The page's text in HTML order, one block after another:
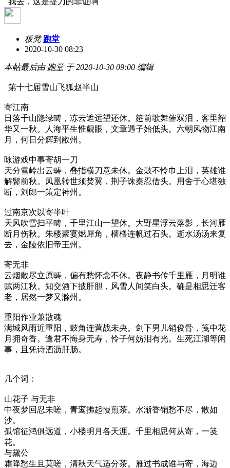
板凳 跑堂
2020-10-30 08:23
本帖最后由 跑堂 于 2020-10-30 09:00 编辑
第十七届雪山飞狐赵半山
寄江南
日落千山隐绿畴，冻云遮远望还休。筵前歌舞催双泪，客里韶
华又一秋。人海平生惟觑眼，文章遇子始低头。六朝风物江南
月，何日分辉到敝州。
咏游戏中事寄胡一刀
天分雪岭出云畴，叠指横刀意未休。金鼓不怜巾上泪，英雄谁
解鬓前秋。凤凰转世须焚翼，荆子诛秦忍借头。用舍于心堪独
断，刘郎一策定神州。
过南京次以寄半叶
天风吹雪扫平畴，千里江山一望休。大野星浮云落影，长河雁
断月伤秋。朱楼聚宴燃犀角，樯橹连帆过石头。逝水汤汤来复
去，金陵依旧帝王州。
寄无非
云烟散尽立原畴，偏有愁怀念不休。夜静书传千里雁，月明谁
赋两江秋。知交酒下披肝胆，风雪人间笑白头。确是相思迁客
老，居然一梦又滁州。
重阳作业兼散魂
满城风雨近重阳，鼓角连营战未央。剑下男儿销俊骨，笺中花
月拥奇香。逢君不悔身无寿，怜子何妨泪有光。生死江湖等闲
事，且凭诗酒沥肝肠。
几个词：
山花子 与无非
中夜梦回忍未嗟，青鸾拂起慢煎茶。水渐香销愁不尽，散如
沙。
孤馆征鸿俱远道，小楼明月各天涯。千里相思何从寄，一笺
花。
与黛公
霜降愁生且莫嗟，清秋天气适分茶。雁过书成谁与寄，海边